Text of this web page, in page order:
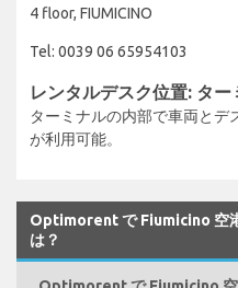
4 floor, FIUMICINO
Tel: 0039 06 65954103
レンタルデスク位置: ター
ターミナルの内部で車両と
が利用可能。
Optimorent で Fiumicino 空
は？